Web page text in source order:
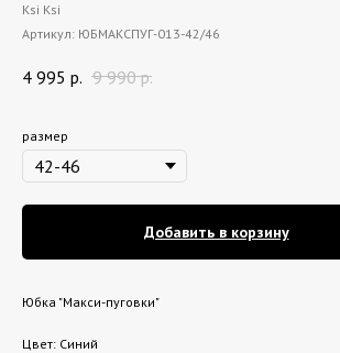
Ksi Ksi
Артикул: ЮБMАКСПУГ-013-42/46
4 995 р. 9 990 р.
размер
Добавить в корзину
Юбка "Макси-пуговки"
Цвет: Синий